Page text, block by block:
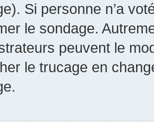
Si personne n’a
le sondage.
peuvent le
le trucage en